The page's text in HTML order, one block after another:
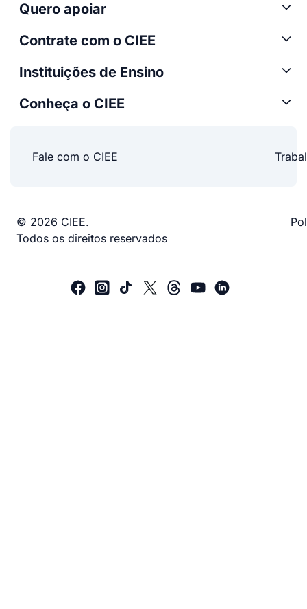
Quero apoiar
Contrate com o CIEE
Instituições de Ensino
Conheça o CIEE
Fale com o CIEE
© 2026 CIEE.
Todos os direitos reservados